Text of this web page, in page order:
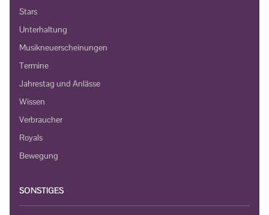
Stars
Unterhaltung
Musikneuerscheinungen
Termine
Jahrestag und Anlässe
Wissen
Verbraucher
Royals
Bewegung
SONSTIGES